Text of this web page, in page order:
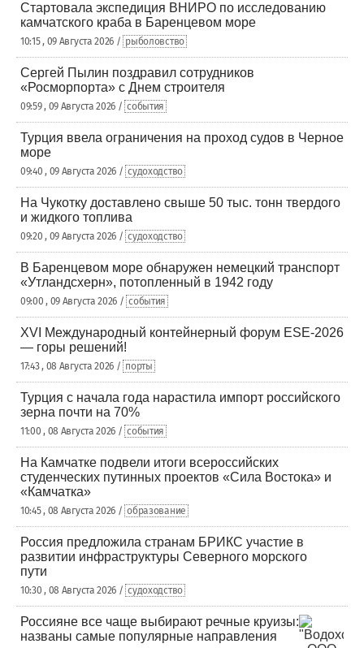
Стартовала экспедиция ВНИРО по исследованию
камчатского краба в Баренцевом море
10:15 , 09 Августа 2026 / рыболовство
Сергей Пылин поздравил сотрудников
«Росморпорта» с Днем строителя
09:59 , 09 Августа 2026 / события
Турция ввела ограничения на проход судов в Черное
море
09:40 , 09 Августа 2026 / судоходство
На Чукотку доставлено свыше 50 тыс. тонн твердого
и жидкого топлива
09:20 , 09 Августа 2026 / судоходство
В Баренцевом море обнаружен немецкий транспорт
«Утландсхерн», потопленный в 1942 году
09:00 , 09 Августа 2026 / события
XVI Международный контейнерный форум ESE-2026
— горы решений!
17:43 , 08 Августа 2026 / порты
Турция с начала года нарастила импорт российского
зерна почти на 70%
11:00 , 08 Августа 2026 / события
На Камчатке подвели итоги всероссийских
студенческих путинных проектов «Сила Востока» и
«Камчатка»
10:45 , 08 Августа 2026 / образование
Россия предложила странам БРИКС участие в
развитии инфраструктуры Северного морского
пути
10:30 , 08 Августа 2026 / судоходство
Россияне все чаще выбирают речные круизы:
названы самые популярные направления